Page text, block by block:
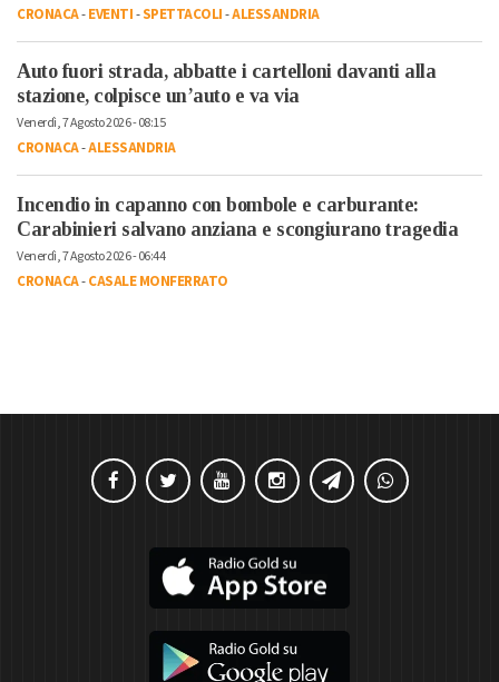
CRONACA-EVENTI-SPETTACOLI-ALESSANDRIA
Auto fuori strada, abbatte i cartelloni davanti alla
stazione, colpisce un’auto e va via
Venerdì, 7 Agosto 2026 - 08:15
CRONACA-ALESSANDRIA
Incendio in capanno con bombole e carburante:
Carabinieri salvano anziana e scongiurano tragedia
Venerdì, 7 Agosto 2026 - 06:44
CRONACA-CASALE MONFERRATO